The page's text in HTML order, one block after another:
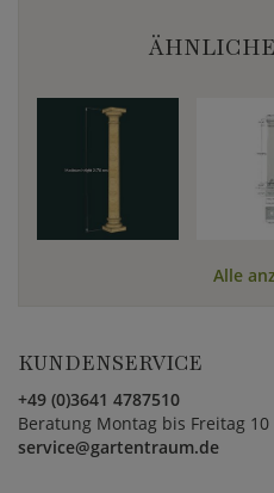
Alle
KUNDENSERVICE
+49 (0)3641 4787510
Beratung Montag bis Freitag
service@gartentraum.de